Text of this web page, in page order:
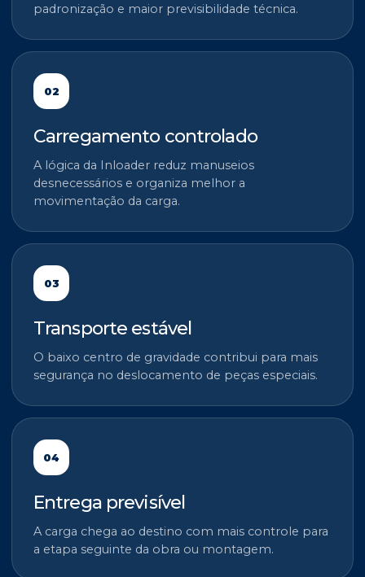
padronização e maior previsibilidade técnica.
02
Carregamento controlado
A lógica da Inloader reduz manuseios
desnecessários e organiza melhor a
movimentação da carga.
03
Transporte estável
O baixo centro de gravidade contribui para mais
segurança no deslocamento de peças especiais.
04
Entrega previsível
A carga chega ao destino com mais controle para
a etapa seguinte da obra ou montagem.